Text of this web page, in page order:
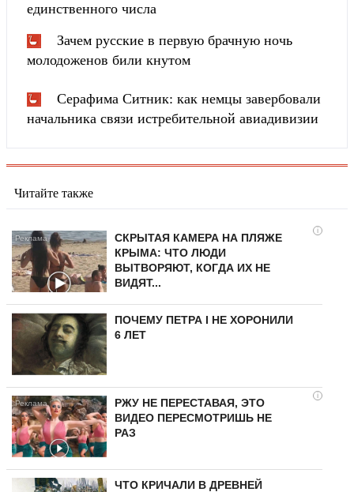
единственного числа
Зачем русские в первую брачную ночь
молодоженов били кнутом
Серафима Ситник: как немцы завербовали
начальника связи истребительной авиадивизии
Читайте также
i
СКРЫТАЯ КАМЕРА НА ПЛЯЖЕ
КРЫМА: ЧТО ЛЮДИ
ВЫТВОРЯЮТ, КОГДА ИХ НЕ
ВИДЯТ...
ПОЧЕМУ ПЕТРА I НЕ ХОРОНИЛИ
6 ЛЕТ
i
РЖУ НЕ ПЕРЕСТАВАЯ, ЭТО
ВИДЕО ПЕРЕСМОТРИШЬ НЕ
РАЗ
ЧТО КРИЧАЛИ В ДРЕВНЕЙ